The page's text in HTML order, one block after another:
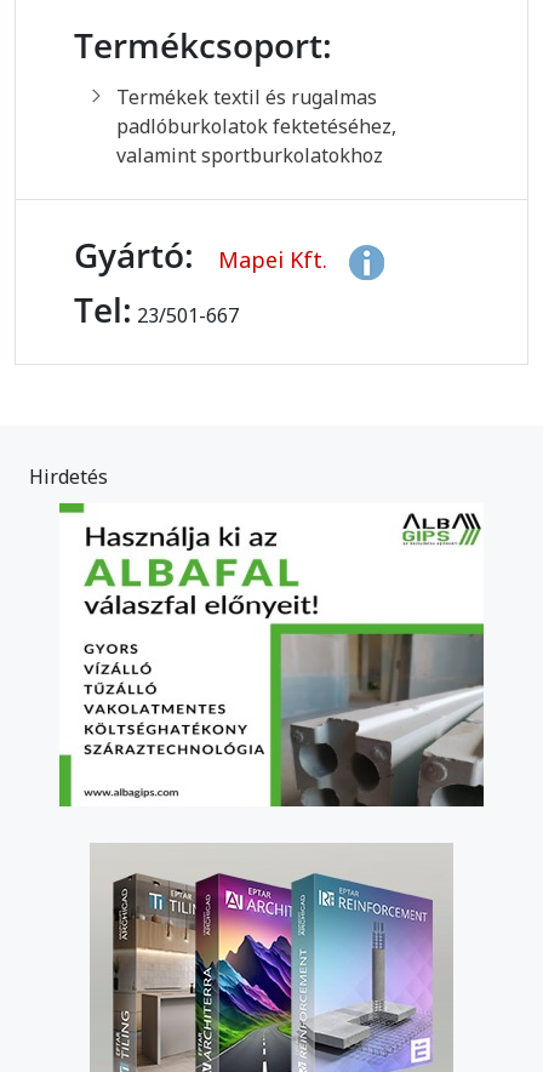
Termékcsoport:
Termékek textil és rugalmas
padlóburkolatok fektetéséhez,
valamint sportburkolatokhoz
Gyártó: Mapei Kft.
Tel: 23/501-667
Hirdetés